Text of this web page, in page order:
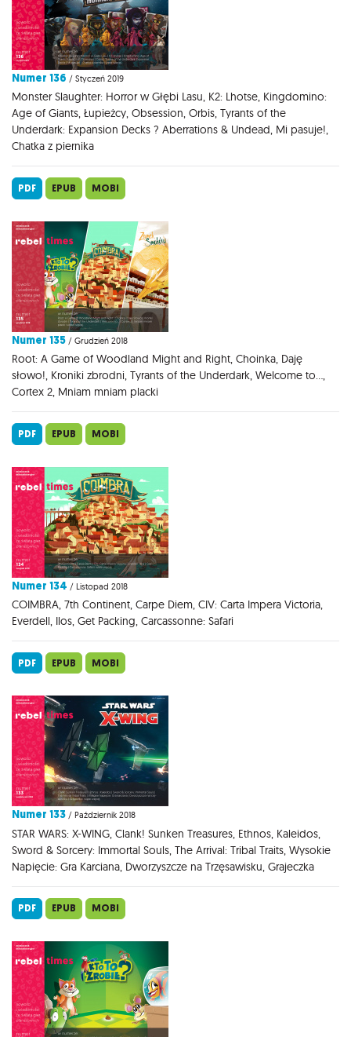
Numer 136 / Styczeń 2019
Monster Slaughter: Horror w Głębi Lasu, K2: Lhotse, Kingdomino:
Age of Giants, Łupieżcy, Obsession, Orbis, Tyrants of the
Underdark: Expansion Decks ? Aberrations & Undead, Mi pasuje!,
Chatka z piernika
PDF EPUB MOBI
Numer 135 / Grudzień 2018
Root: A Game of Woodland Might and Right, Choinka, Daję
słowo!, Kroniki zbrodni, Tyrants of the Underdark, Welcome to...,
Cortex 2, Mniam mniam placki
PDF EPUB MOBI
Numer 134 / Listopad 2018
COIMBRA, 7th Continent, Carpe Diem, CIV: Carta Impera Victoria,
Everdell, Ilos, Get Packing, Carcassonne: Safari
PDF EPUB MOBI
Numer 133 / Październik 2018
STAR WARS: X-WING, Clank! Sunken Treasures, Ethnos, Kaleidos,
Sword & Sorcery: Immortal Souls, The Arrival: Tribal Traits, Wysokie
Napięcie: Gra Karciana, Dworzyszcze na Trzęsawisku, Grajeczka
PDF EPUB MOBI